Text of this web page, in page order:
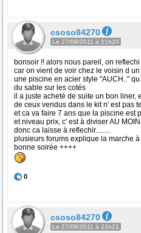
csoso84270
Le 27/09/2011 à 21h20
bonsoir !! alors nous pareil, on
car on vient de voir chez le voisin d un
une piscine en acier style "AUCH.."
du sable sur les cotés
il a juste acheté de suite un bon liner,
de ceux vendus dans le kit n' est pas
et ca va faire 7 ans que la piscine est
et niveau prix, c' est à diviser AU
donc ca laisse à reflechir........
plusieurs forums explique la marche à
bonne soirée ++++
0
csoso84270
Le 27/09/2011 à 21h21